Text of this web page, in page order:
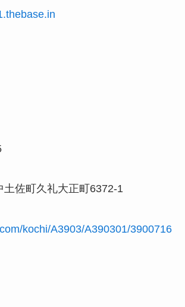
土佐町久礼大正町6372-1
kochi/A3903/A390301/3900716